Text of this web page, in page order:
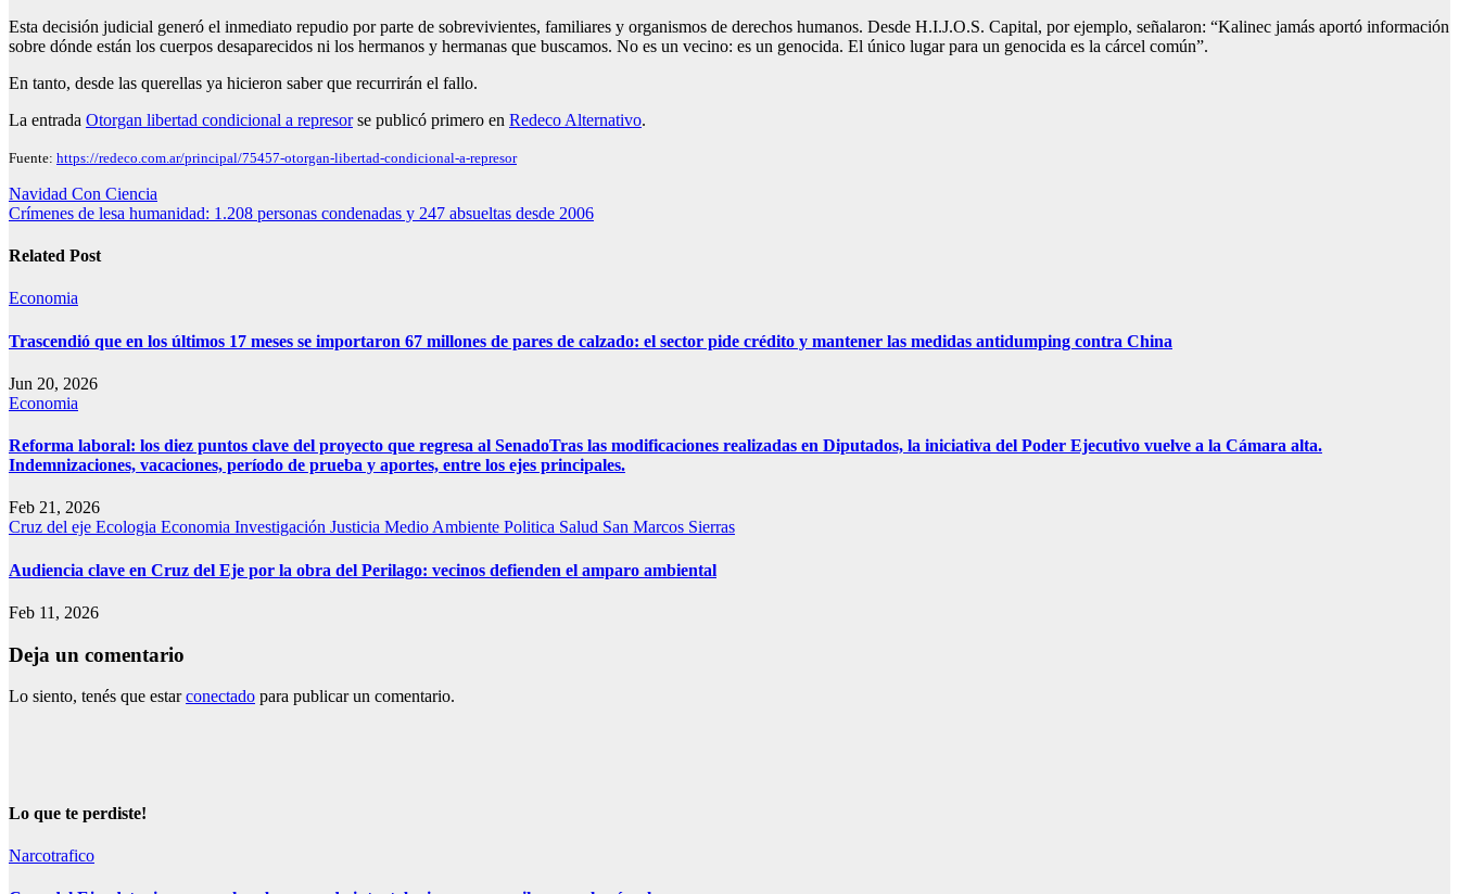
Esta decisión judicial generó el inmediato repudio por parte de sobrevivientes, familiares y organismos de derechos humanos. Desde H.I.J.O.S. Capital, por ejemplo, señalaron: “Kalinec jamás aportó información
sobre dónde están los cuerpos desaparecidos ni los hermanos y hermanas que buscamos. No es un vecino: es un genocida. El único lugar para un genocida es la cárcel común”.
En tanto, desde las querellas ya hicieron saber que recurrirán el fallo.
La entrada Otorgan libertad condicional a represorse publicó primero en Redeco Alternativo.
Fuente: https://redeco.com.ar/principal/75457-otorgan-libertad-condicional-a-represor
Navegación
de
entradas
Navidad Con Ciencia
Crímenes de lesa humanidad: 1.208 personas condenadas y 247 absueltas desde 2006
Related Post
Economia
Trascendió que en los últimos 17 meses se importaron 67 millones de pares de calzado: el sector pide crédito y mantener las medidas antidumping contra China
Jun 20, 2026
Economia
Reforma laboral: los diez puntos clave del proyecto que regresa al SenadoTras las modificaciones realizadas en Diputados, la iniciativa del Poder Ejecutivo vuelve a la Cámara alta.
Indemnizaciones, vacaciones, período de prueba y aportes, entre los ejes principales.
Feb 21, 2026
Cruz del eje Ecologia Economia Investigación Justicia Medio Ambiente Politica Salud San Marcos Sierras
Audiencia clave en Cruz del Eje por la obra del Perilago: vecinos defienden el amparo ambiental
Feb 11, 2026
Deja un comentario
Lo siento, tenés que estarconectado para publicar un comentario.
Lo que te perdiste!
Narcotrafico